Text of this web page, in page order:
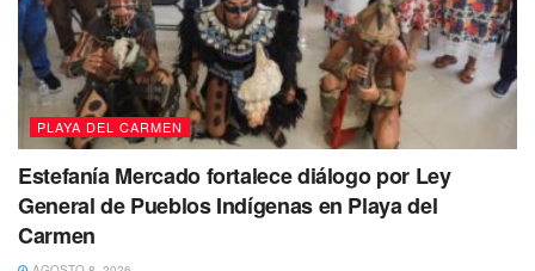
PLAYA DEL CARMEN
Estefanía Mercado fortalece diálogo por Ley
General de Pueblos Indígenas en Playa del
Carmen